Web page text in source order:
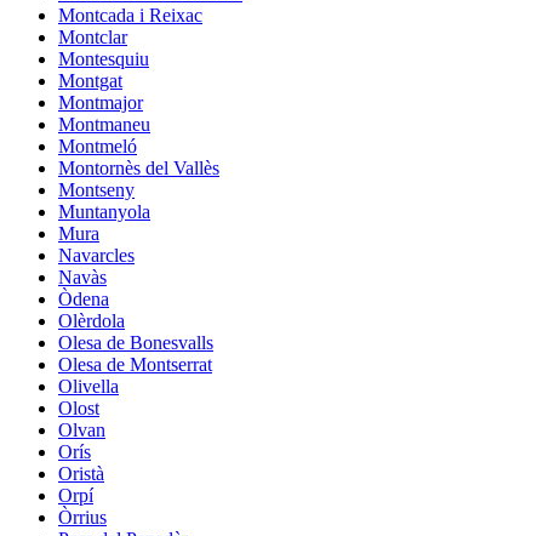
Montcada i Reixac
Montclar
Montesquiu
Montgat
Montmajor
Montmaneu
Montmeló
Montornès del Vallès
Montseny
Muntanyola
Mura
Navarcles
Navàs
Òdena
Olèrdola
Olesa de Bonesvalls
Olesa de Montserrat
Olivella
Olost
Olvan
Orís
Oristà
Orpí
Òrrius